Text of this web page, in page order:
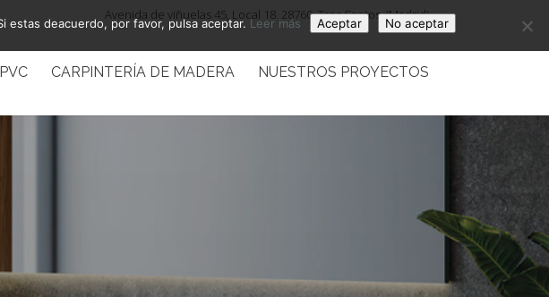
Avenida de viñuelas 45, Local 18. 28760, Tres Cantos. (Madrid)
CARPINTERÍA DE MADERA NUESTROS PROYECTOS
estas deacuerdo, por favor, pulsa aceptar.Leer más Aceptar No aceptar